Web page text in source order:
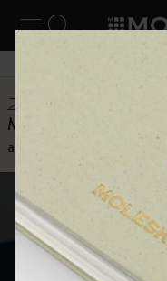
ナビゲーショ
検索 (キー
6,500円以
ーを閉じる
ストーリー
Moleskine custom
and Beyond